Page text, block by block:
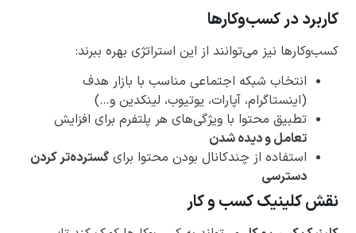
کاربرد در کسب‌وکارها
کسب‌وکارها نیز می‌توانند از این استراتژی بهره ببرند:
انتخاب شبکه اجتماعی مناسب با بازار هدف
(اینستاگرام، آپارات، یوتیوب، لینکدین و…)
تطبیق محتوا با ویژگی‌های هر پلتفرم برای افزایش
تعامل و دیده شدن
استفاده از چندکانال بودن محتوا برای گسترده‌تر کردن
دسترسی
نقش کلینیک کسب و کار